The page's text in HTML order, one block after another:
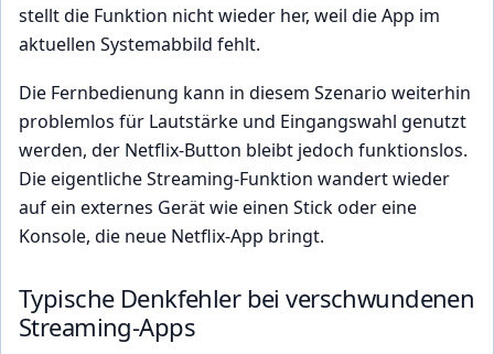
stellt die Funktion nicht wieder her, weil die App im
aktuellen Systemabbild fehlt.
Die Fernbedienung kann in diesem Szenario weiterhin
problemlos für Lautstärke und Eingangswahl genutzt
werden, der Netflix-Button bleibt jedoch funktionslos.
Die eigentliche Streaming-Funktion wandert wieder
auf ein externes Gerät wie einen Stick oder eine
Konsole, die neue Netflix-App bringt.
Typische Denkfehler bei verschwundenen
Streaming-Apps